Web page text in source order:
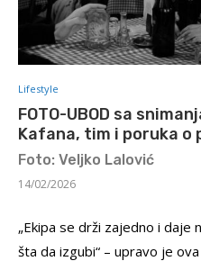
Lifestyle
FOTO-UBOD sa
Kafana, tim i poruka o
Foto: Veljko Lalović
14/02/2026
„Ekipa se drži zajedno i daje
šta da izgubi“ – upravo je